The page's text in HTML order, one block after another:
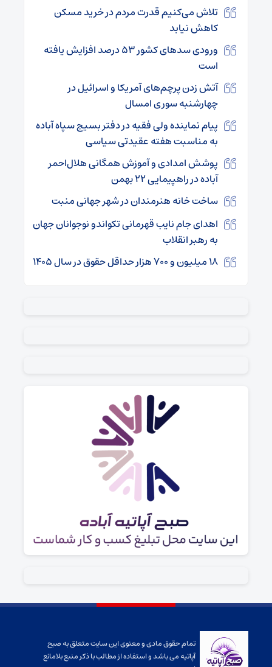
تلاش می‌کنیم قدرت مردم در خرید مسکن
کاهش نیابد
ورودی سدهای کشور ۵۳ درصد افزایش یافته
است
آتش زدن پرچم‌های آمریکا و اسرائیل در
چهارشنبه سوری امسال
پیام نماینده ولی فقیه در دفتر بسیج سپاه آباده
به مناسبت هفته عقیدتی سیاسی
پوشش امدادی و آموزش همگانی هلال‌احمر
آباده در راهپیمایی ۲۲ بهمن
ساخت خانه هنرمندان در شهر جهانی منبت
اهدای جام نایب‌ قهرمانی تکواندو نوجوانان جهان
به رهبر انقلاب
‌۱۸ میلیون و ۷۰۰ هزار حداقل حقوق در سال ۱۴۰۵
تمام حقوق مادی و معنوی این سایت متعلق به صبح
آپاتیه می باشد و استفاده از مطالب با ذکر منبع بلامانع